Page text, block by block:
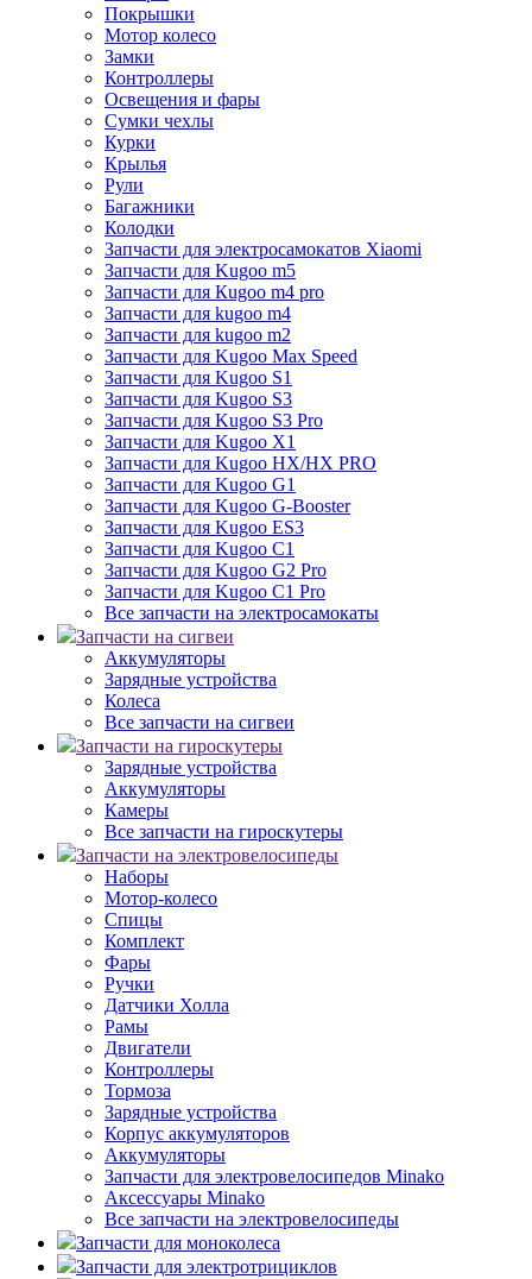
Покрышки
Мотор колесо
Замки
Контроллеры
Освещения и фары
Сумки чехлы
Курки
Крылья
Рули
Багажники
Колодки
Запчасти для электросамокатов Xiaomi
Запчасти для Kugoo m5
Запчасти для Кugoo m4 pro
Запчасти для kugoo m4
Запчасти для kugoo m2
Запчасти для Kugoo Max Speed
Запчасти для Kugoo S1
Запчасти для Kugoo S3
Запчасти для Kugoo S3 Pro
Запчасти для Kugoo X1
Запчасти для Kugoo HX/HX PRO
Запчасти для Kugoo G1
Запчасти для Kugoo G-Booster
Запчасти для Kugoo ES3
Запчасти для Kugoo C1
Запчасти для Kugoo G2 Pro
Запчасти для Kugoo C1 Pro
Все запчасти на электросамокаты
Запчасти на сигвеи
Аккумуляторы
Зарядные устройства
Колеса
Все запчасти на сигвеи
Запчасти на гироскутеры
Зарядные устройства
Аккумуляторы
Камеры
Все запчасти на гироскутеры
Запчасти на электровелосипеды
Наборы
Мотор-колесо
Спицы
Комплект
Фары
Ручки
Датчики Холла
Рамы
Двигатели
Контроллеры
Тормоза
Зарядные устройства
Корпус аккумуляторов
Аккумуляторы
Запчасти для электровелосипедов Minako
Аксессуары Minako
Все запчасти на электровелосипеды
Запчасти для моноколеса
Запчасти для электротрициклов